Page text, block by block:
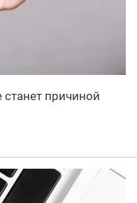
причиной